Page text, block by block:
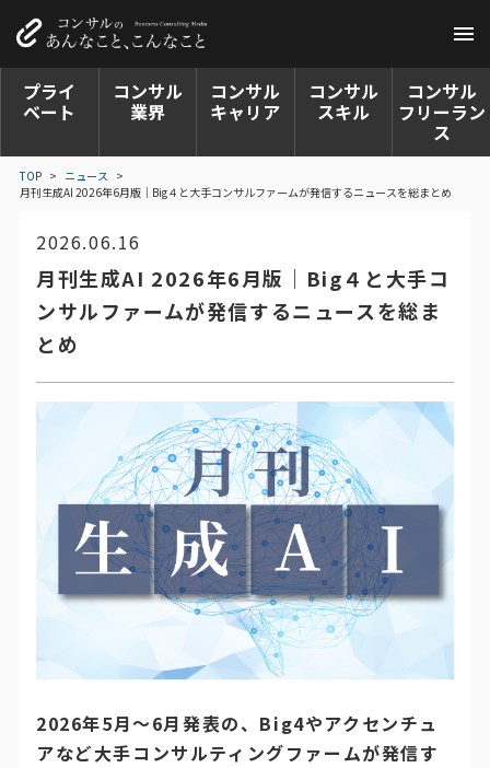
プライ
ベート
コンサル
業界
コンサル
キャリア
コンサル
スキル
コンサル
フリーラン
ス
TOP > ニュース >
月刊生成AI 2026年6月版｜Big４と大手コンサルファームが発信するニュースを総まとめ
2026.06.16
月刊生成AI 2026年6月版｜Big４と大手コ
ンサルファームが発信するニュースを総ま
とめ
2026年5月～6月発表の、Big4やアクセンチュ
アなど大手コンサルティングファームが発信す